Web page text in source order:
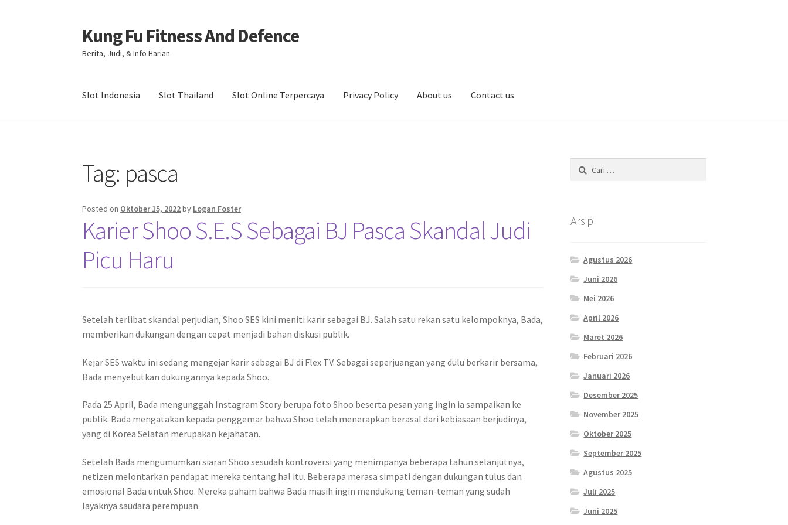
Skip
to
navigation
Skip
to
content
Kung Fu Fitness And Defence
Berita, Judi, & Info Harian
Slot Indonesia Slot Thailand Slot Online Terpercaya Privacy Policy About us Contact us
Tag: pasca
Posted on Oktober 15, 2022by Logan Foster
Karier Shoo S.E.S Sebagai BJ Pasca Skandal Judi
Picu Haru
Setelah terlibat skandal perjudian, Shoo SES kini meniti karir sebagai BJ. Salah satu rekan satu kelompoknya, Bada,
memberikan dukungan dengan cepat menjadi bahan diskusi publik.
Kejar SES waktu ini sedang mengejar karir sebagai BJ di Flex TV. Sebagai seperjuangan yang dulu berkarir bersama,
Bada menyebutkan dukungannya kepada Shoo.
Pada 25 April, Bada mengunggah Instagram Story berupa foto Shoo beserta pesan yang ingin ia sampaikan ke
publik. Bada mengatakan kepada penggemar bahwa Shoo telah menerapkan berasal dari kebiasaan berjudinya,
yang di Korea Selatan merupakan kejahatan.
Setelah Bada mengumumkan siaran Shoo sesudah kontroversi yang menimpanya beberapa tahun selanjutnya,
netizen melontarkan pendapat mereka tentang hal itu. Beberapa merasa simpati dengan dukungan tulus dan
emosional Bada untuk Shoo. Mereka paham bahwa Bada masih ingin mendukung teman-teman yang sudah
layaknya saudara perempuan.
Cari
untuk:
Arsip
Agustus 2026
Juni 2026
Mei 2026
April 2026
Maret 2026
Februari 2026
Januari 2026
Desember 2025
November 2025
Oktober 2025
September 2025
Agustus 2025
Juli 2025
Juni 2025